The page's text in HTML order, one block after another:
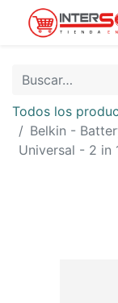
Todos los
Belkin -
Universal - 2 in